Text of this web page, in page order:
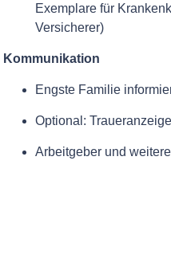
Exemplare für
Versicherer)
Kommunikation
Engste Familie
Optional:
Arbeitgeber und